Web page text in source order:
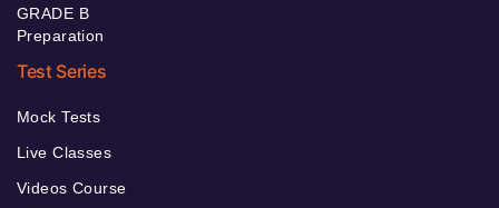
GRADE B
Preparation
Test Series
Mock Tests
Live Classes
Videos Course